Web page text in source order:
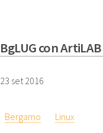
BgLUG con
23 set 2016
Bergamo Linux